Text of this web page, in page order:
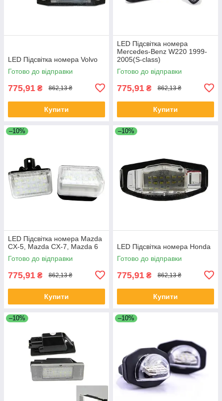
LED Підсвітка номера Volvo
Готово до відправки
775,91 ₴ 862,13 ₴
Купити
LED Підсвітка номера
Mercedes-Benz W220 1999-
2005(S-class)
Готово до відправки
775,91 ₴ 862,13 ₴
Купити
–10%
LED Підсвітка номера Mazda
CX-5, Mazda CX-7, Mazda 6
Готово до відправки
775,91 ₴ 862,13 ₴
Купити
–10%
LED Підсвітка номера Honda
Готово до відправки
775,91 ₴ 862,13 ₴
Купити
–10% –10%